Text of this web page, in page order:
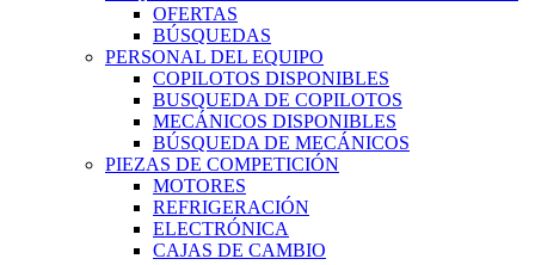
OFERTAS
BÚSQUEDAS
PERSONAL DEL EQUIPO
COPILOTOS DISPONIBLES
BUSQUEDA DE COPILOTOS
MECÁNICOS DISPONIBLES
BÚSQUEDA DE MECÁNICOS
PIEZAS DE COMPETICIÓN
MOTORES
REFRIGERACIÓN
ELECTRÓNICA
CAJAS DE CAMBIO